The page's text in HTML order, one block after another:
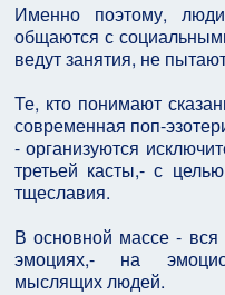
Именно поэтому,
общаются с
ведут занятия, не
Те, кто понимают
современная поп-
- организуются
третьей касты,- с
тщеславия.
В основной массе - вся
эмоциях,- на
мыслящих людей.